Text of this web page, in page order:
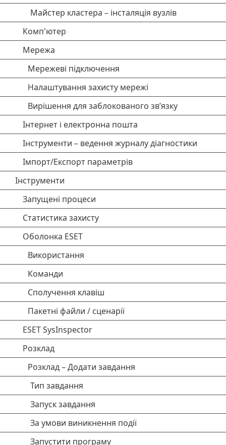
Майстер кластера – інсталяція вузлів
Комп'ютер
Мережа
Мережеві підключення
Налаштування захисту мережі
Вирішення для заблокованого зв’язку
Інтернет і електронна пошта
Інструменти – ведення журналу діагностики
Імпорт/Експорт параметрів
Інструменти
Запущені процеси
Статистика захисту
Оболонка ESET
Використання
Команди
Сполучення клавіш
Пакетні файли / сценарії
ESET SysInspector
Розклад
Розклад – Додати завдання
Тип завдання
Запуск завдання
За умови виникнення події
Запустити програму